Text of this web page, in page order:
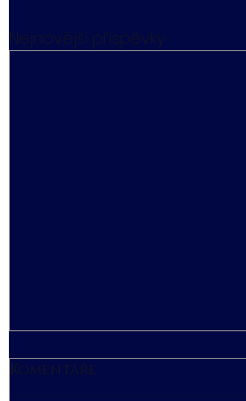
Nejnovější příspěvky
Komentáře